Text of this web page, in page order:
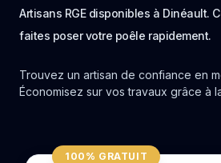
Artisans RGE disponibles à Dinéault.
faites poser votre poêle rapidement.
Trouvez un artisan de confiance en
Économisez sur vos travaux grâce à
100% GRATUIT